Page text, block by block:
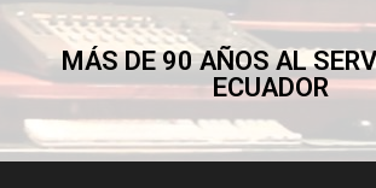
MÁS DE 90 AÑOS AL
ECUADOR